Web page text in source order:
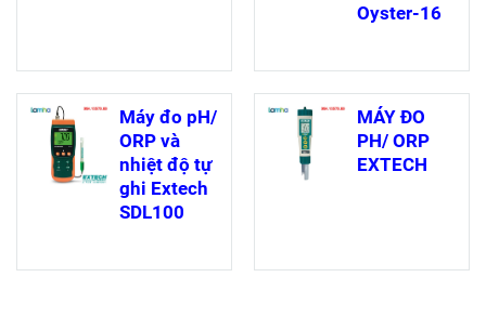
báo pin yếu.
Thiết kế chống
thấm nước chịu
được môi
trường ẩm ướt
chuẩn IP65
cộng với hệ số
chính xác. Đơn
vị đo bao gồm
µS/cm, mS/cm,
ppm, °F và °C.
Oyster-16
Máy đo pH/
ORP và
nhiệt độ tự
ghi Extech
SDL100
MÁY ĐO
PH/ ORP
EXTECH